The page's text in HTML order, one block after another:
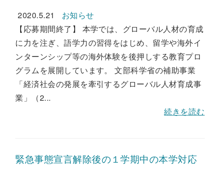
2020.5.21
お知らせ
【応募期間終了】 本学では、グローバル人材の育成
に力を注ぎ、語学力の習得をはじめ、留学や海外イ
ンターンシップ等の海外体験を後押しする教育プロ
グラムを展開しています。 文部科学省の補助事業
「経済社会の発展を牽引するグローバル人材育成事
業」（2...
続きを読む
緊急事態宣言解除後の１学期中の本学対応